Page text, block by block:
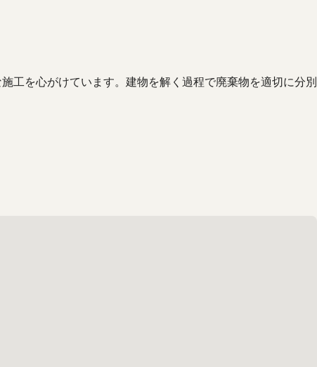
工を心がけています。建物を解く過程で廃棄物を適切に分別